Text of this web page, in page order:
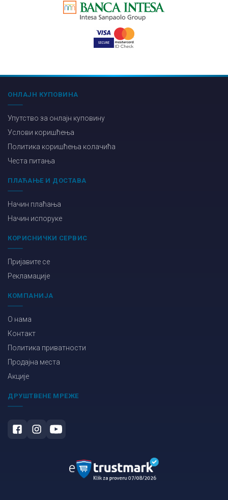
ОНЛАЈН КУПОВИНА
Упутство за онлајн куповину
Услови коришћења
Политика коришћења колачића
Честа питања
ПЛАЋАЊЕ И ДОСТАВА
Начин плаћања
Начин испоруке
КОРИСНИЧКИ СЕРВИС
Пријавите се
Рекламације
КОМПАНИЈА
О нама
Контакт
Политика приватности
Продајна места
Акције
ДРУШТВЕНЕ МРЕЖЕ